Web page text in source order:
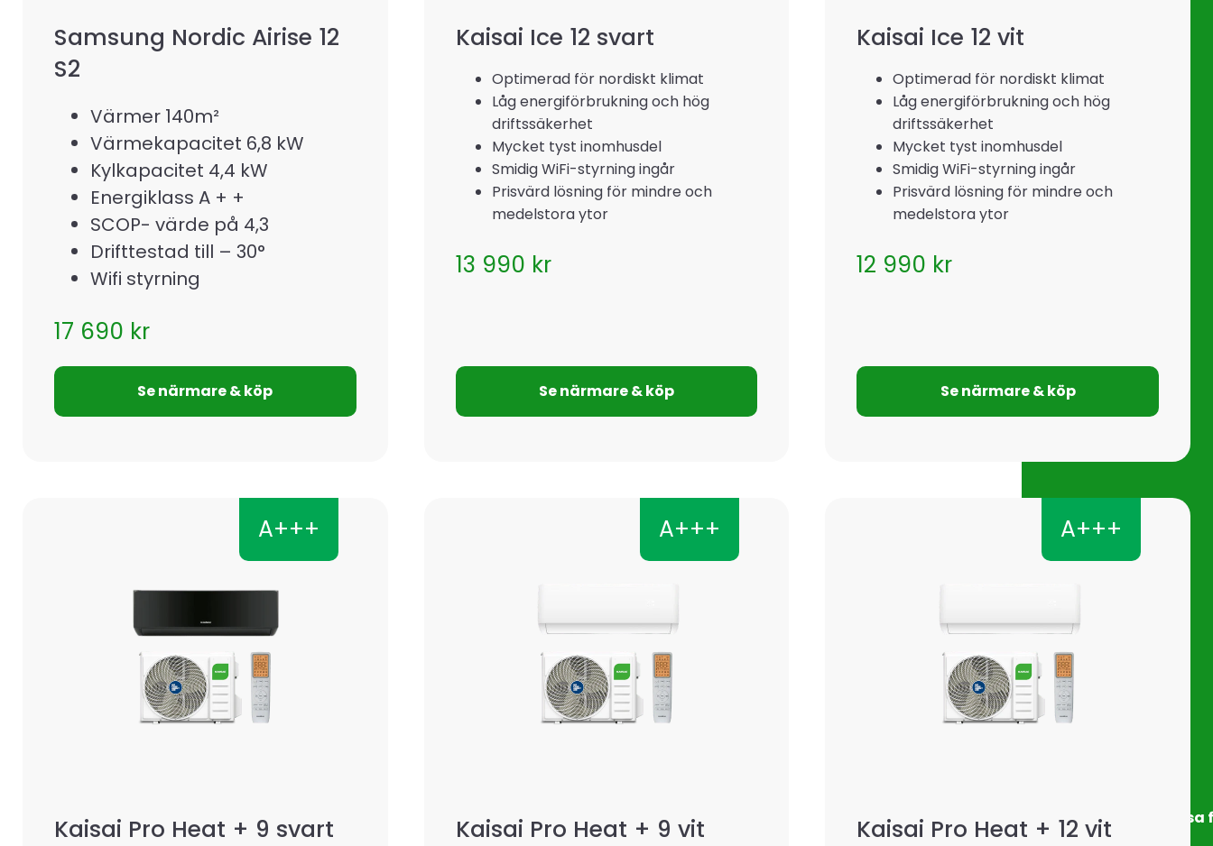
Samsung Nordic Airise 12
S2
Värmer 140m²
Värmekapacitet 6,8 kW
Kylkapacitet 4,4 kW
Energiklass A + +
SCOP- värde på 4,3
Drifttestad till – 30°
Wifi styrning
17 690 kr
Se närmare & köp
Kaisai Ice 12 svart
Optimerad för nordiskt klimat
Låg energiförbrukning och hög
driftssäkerhet
Mycket tyst inomhusdel
Smidig WiFi-styrning ingår
Prisvärd lösning för mindre och
medelstora ytor
13 990 kr
Se närmare & köp
Kaisai Ice 12 vit
Optimerad för nordiskt klimat
Låg energiförbrukning och hög
driftssäkerhet
Mycket tyst inomhusdel
Smidig WiFi-styrning ingår
Prisvärd lösning för mindre och
medelstora ytor
12 990 kr
Se närmare & köp
Kaisai Pro Heat + 9 svart
A+++
Kaisai Pro Heat + 9 vit
A+++
Kaisai Pro Heat + 12 vit
A+++
Visa